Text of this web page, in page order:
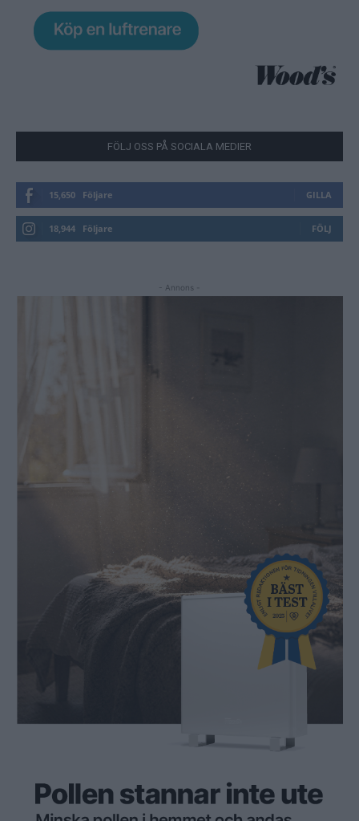
FÖLJ OSS PÅ SOCIALA MEDIER
15,650 Följare GILLA
18,944 Följare FÖLJ
- Annons -